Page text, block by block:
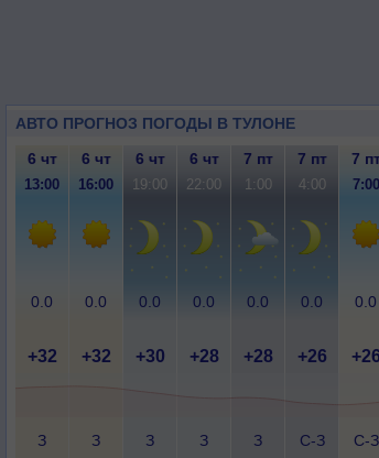
АВТО ПРОГНОЗ ПОГОДЫ В ТУЛОНЕ
6 чт 6 чт 6 чт 6 чт 7 пт 7 пт 7
13:00 16:00 19:00 22:00 1:00 4:00 7:00
0.0 0.0 0.0 0.0 0.0 0.0 0.0
+32 +32 +30 +28 +28 +26 +26
З
З
З
З
З
С-З
С-З